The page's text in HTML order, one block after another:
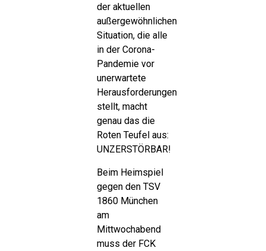
der aktuellen
außergewöhnlichen
Situation, die alle
in der Corona-
Pandemie vor
unerwartete
Herausforderungen
stellt, macht
genau das die
Roten Teufel aus:
UNZERSTÖRBAR!
Beim Heimspiel
gegen den TSV
1860 München
am
Mittwochabend
muss der FCK